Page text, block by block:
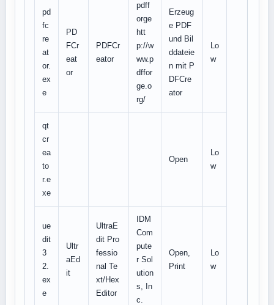
pd
fc
re
at
or.
ex
e
PD
FCr
eat
or
PDFCr
eator
pdff
orge
htt
p://w
ww.p
dffor
ge.o
rg/
Erzeug
e PDF
und Bil
ddateie
n mit P
DFCre
ator
Lo
w
qt
cr
ea
to
r.e
xe
Open
Lo
w
ue
dit
3
2.
ex
e
Ultr
aEd
it
UltraE
dit Pro
fessio
nal Te
xt/Hex
Editor
IDM
Com
pute
r Sol
ution
s, In
c.
Open,
Print
Lo
w